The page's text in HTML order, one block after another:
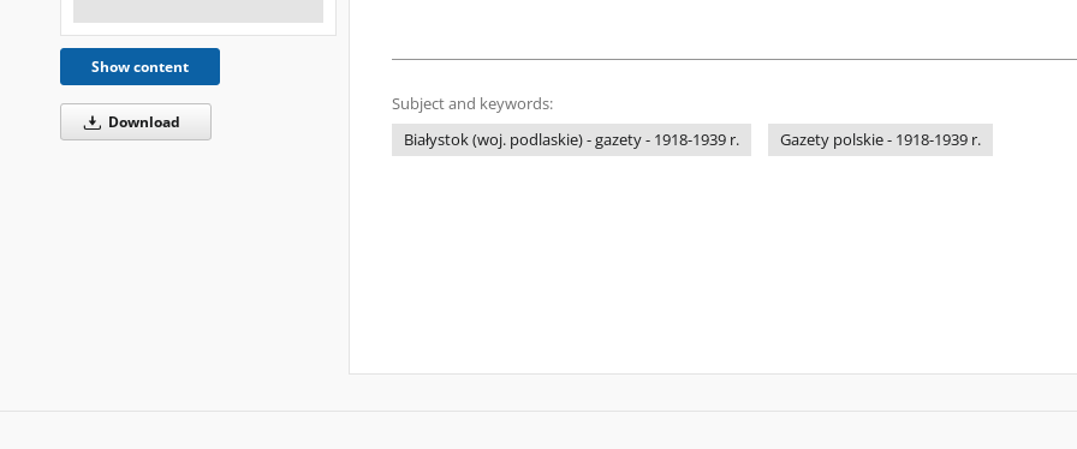
Show content
Download
Subject and keywords:
Białystok (woj. podlaskie) - gazety - 1918-1939 r.
Gazety polskie - 1918-1939 r.